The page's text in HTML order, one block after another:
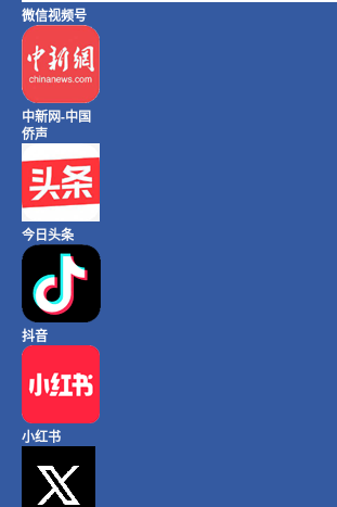
微信视频号
中新网-中国
侨声
今日头条
抖音
小红书